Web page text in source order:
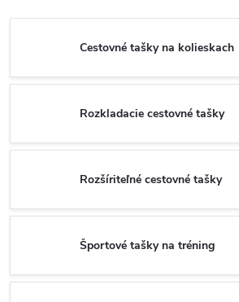
Cestovné tašky na kolieskach
Rozkladacie cestovné tašky
Rozšíriteľné cestovné tašky
Športové tašky na tréning